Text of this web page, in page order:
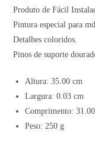
Produto de Fácil
Pintura especial para
Detalhes coloridos.
Pinos de suporte
Altura: 35.00 cm
Largura: 0.03 cm
Comprimento:
Peso: 250 g